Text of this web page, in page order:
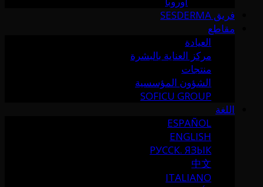
فريق SESDERMA
مقاطع
العيادة
مركز العناية بالبشرة
منتجات
الشؤون المؤسسية
SOFICU GROUP
اللغة
ESPAÑOL
ENGLISH
РУССК. ЯЗЫК
中文
ITALIANO